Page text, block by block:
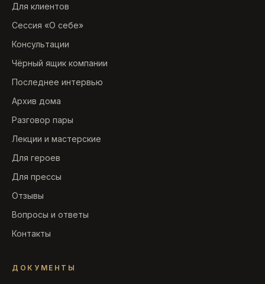
Для клиентов
Сессия «О себе»
Консультации
Чёрный ящик компании
Последнее интервью
Архив дома
Разговор пары
Лекции и мастерские
Для героев
Для прессы
Отзывы
Вопросы и ответы
Контакты
ДОКУМЕНТЫ